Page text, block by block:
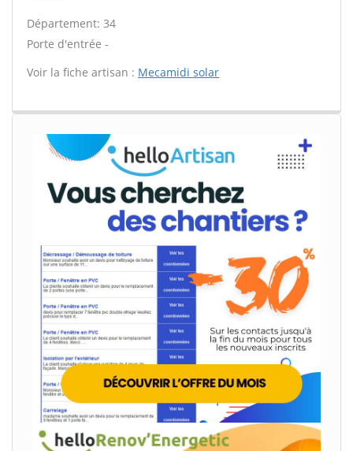
Département: 34
Porte d'entrée -
Voir la fiche artisan : Mecamidi solar